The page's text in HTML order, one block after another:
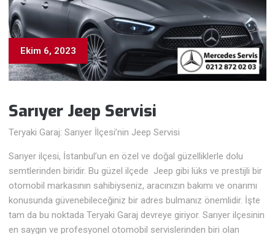
Ekim 6, 2023
Sarıyer Jeep Servisi
Teryaki Garaj: Sarıyer İlçesi’nin Jeep Servisi
Sarıyer ilçesi, İstanbul’un en özel ve doğal güzelliklerle dolu
semtlerinden biridir. Bu güzel ilçede Jeep gibi lüks ve prestijli bir
otomobil markasının sahibiyseniz, aracınızın bakımı ve onarımı
konusunda güvenebileceğiniz bir adres bulmanız önemlidir. İşte
tam da bu noktada Teryaki Garaj devreye giriyor. Sarıyer ilçesinin
en saygın ve profesyonel otomobil servislerinden biri olan